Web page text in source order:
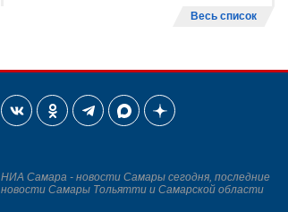
Весь список
НИА Самара - новости Самары сегодня, последние
новости Самары Тольятти и Самарской области